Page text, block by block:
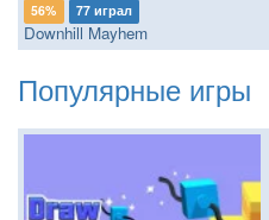
56% 77 играл
Downhill Mayhem
Популярные игры